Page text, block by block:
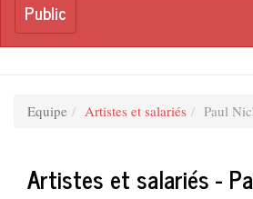
Toggle
Public
Public
Equipe Artistes et salariés Paul
Artistes et salariés -